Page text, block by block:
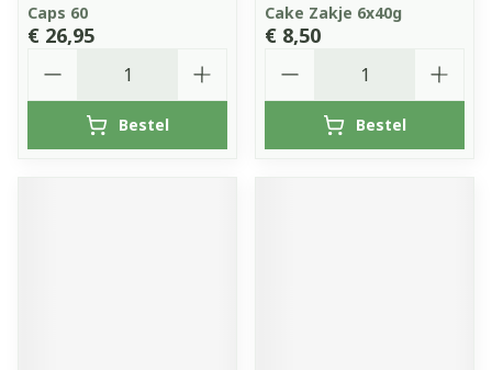
Caps 60
€ 26,95
Bestel
Cake Zakje 6x40g
€ 8,50
Bestel